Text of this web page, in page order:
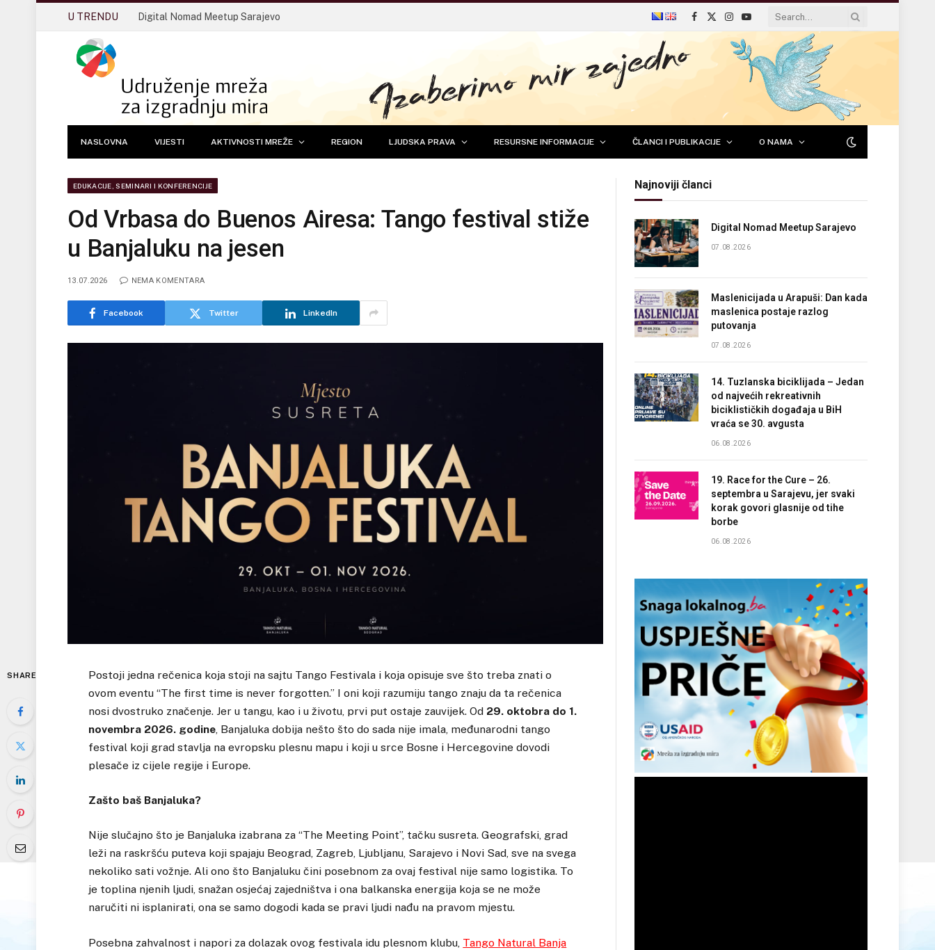
U TRENDU Digital Nomad Meetup Sarajevo
Facebook
X
(Twitter)
Instagram
YouTube
NASLOVNA VIJESTI AKTIVNOSTI MREŽE REGION LJUDSKA PRAVA RESURSNE INFORMACIJE ČLANCI I PUBLIKACIJE O NAMA
EDUKACIJE, SEMINARI I KONFERENCIJE
Od Vrbasa do Buenos Airesa: Tango festival stiže
u Banjaluku na jesen
13.07.2026 NEMA KOMENTARA
Facebook Twitter LinkedIn
SHARE
Postoji jedna rečenica koja stoji na sajtu Tango Festivala i koja opisuje sve što treba znati o
ovom eventu “The first time is never forgotten.” I oni koji razumiju tango znaju da ta rečenica
nosi dvostruko značenje. Jer u tangu, kao i u životu, prvi put ostaje zauvijek. Od 29. oktobra do 1.
novembra 2026. godine, Banjaluka dobija nešto što do sada nije imala, međunarodni tango
festival koji grad stavlja na evropsku plesnu mapu i koji u srce Bosne i Hercegovine dovodi
plesače iz cijele regije i Europe.
Zašto baš Banjaluka?
Nije slučajno što je Banjaluka izabrana za “The Meeting Point”, tačku susreta. Geografski, grad
leži na raskršću puteva koji spajaju Beograd, Zagreb, Ljubljanu, Sarajevo i Novi Sad, sve na svega
nekoliko sati vožnje. Ali ono što Banjaluku čini posebnom za ovaj festival nije samo logistika. To
je toplina njenih ljudi, snažan osjećaj zajedništva i ona balkanska energija koja se ne može
naručiti ni isplanirati, ona se samo dogodi kada se pravi ljudi nađu na pravom mjestu.
Posebna zahvalnost i napori za dolazak ovog festivala idu plesnom klubu, Tango Natural Banja
Najnoviji članci
Digital Nomad Meetup Sarajevo
07.08.2026
Maslenicijada u Arapuši: Dan kada
maslenica postaje razlog
putovanja
07.08.2026
14. Tuzlanska biciklijada – Jedan
od najvećih rekreativnih
biciklističkih događaja u BiH
vraća se 30. avgusta
06.08.2026
19. Race for the Cure – 26.
septembra u Sarajevu, jer svaki
korak govori glasnije od tihe
borbe
06.08.2026